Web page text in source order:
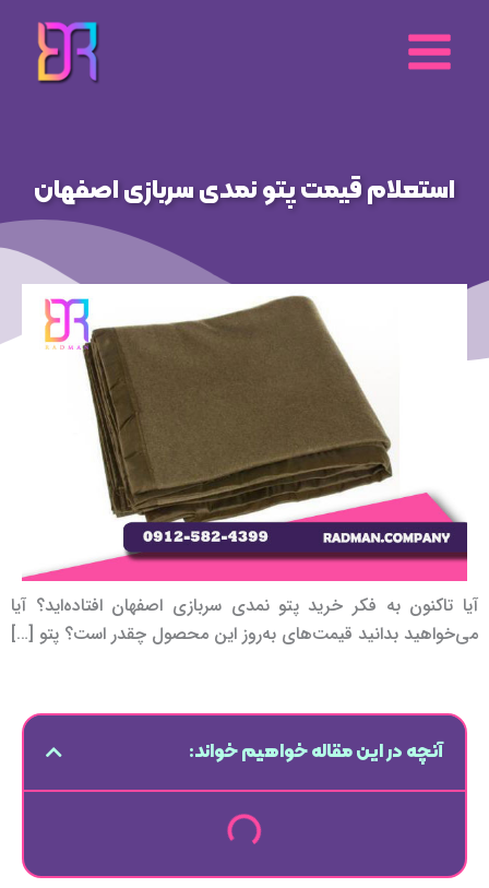
محتوا
استعلام قیمت پتو نمدی سربازی اصفهان
آیا تاکنون به فکر خرید پتو نمدی سربازی اصفهان افتاده‌اید؟ آیا
می‌خواهید بدانید قیمت‌های به‌روز این محصول چقدر است؟ پتو […]
آنچه در این مقاله خواهیم خواند: